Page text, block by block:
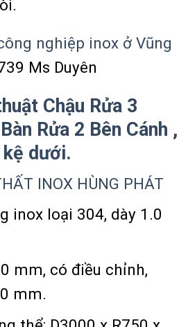
nghiệp inox ở Vũng
Ms Duyên
Chậu Rửa 3
Rửa 2 Bên Cánh ,
dưới.
INOX HÙNG PHÁT
inox loại 304, dày 1.0
mm, có điều chỉnh,
mm.